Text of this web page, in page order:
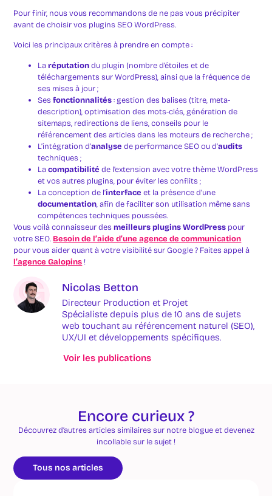
Pour finir, nous vous recommandons de ne pas vous précipiter
avant de choisir vos plugins SEO WordPress.
Voici les principaux critères à prendre en compte :
Laréputationdu plugin (nombre d’étoiles et de
téléchargements sur WordPress), ainsi que la fréquence de
ses mises à jour ;
Sesfonctionnalités: gestion des balises (titre, meta-
description), optimisation des mots-clés, génération de
sitemaps, redirections de liens, conseils pour le
référencement des articles dans les moteurs de recherche ;
L’intégration d’analyse de performance SEO ou d’audits
techniques ;
Lacompatibilitéde l’extension avec votre thème WordPress
et vos autres plugins, pour éviter les conflits ;
La conception de l’interface et la présence d’une
documentation, afin de faciliter son utilisation même sans
compétences techniques poussées.
Vous voilà connaisseur desmeilleurs plugins WordPress pour
votre SEO. Besoin de l’aide d’une agence de communication
pour vous aider quant à votre visibilité sur Google ? Faites appel à
l’agence Galopins !
Nicolas Betton
Directeur Production et Projet
Spécialiste depuis plus de 10 ans de sujets
web touchant au référencement naturel (SEO),
UX/UI et développements spécifiques.
Voir les publications
Encore curieux ?
Découvrez d’autres articles similaires sur notre blogue et devenez
incollable sur le sujet !
Tous nos articles